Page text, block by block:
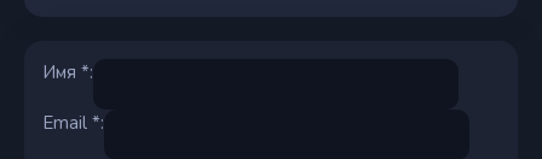
Имя *:
Email *: